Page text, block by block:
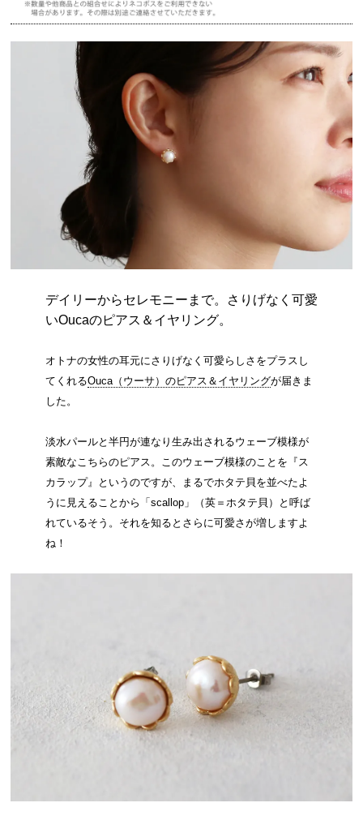
デイリーからセレモニーまで。さりげなく可愛
いOucaのピアス＆イヤリング。
オトナの女性の耳元にさりげなく可愛らしさをプラスし
てくれるOuca（ウーサ）のピアス＆イヤリングが届きま
した。
淡水パールと半円が連なり生み出されるウェーブ模様が
素敵なこちらのピアス。このウェーブ模様のことを『ス
カラップ』というのですが、まるでホタテ貝を並べたよ
うに見えることから「scallop」（英＝ホタテ貝）と呼ば
れているそう。それを知るとさらに可愛さが増しますよ
ね！